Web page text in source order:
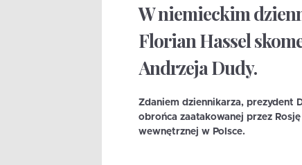
W niemieckim
Florian Hassel
Andrzeja Dudy.
Zdaniem dziennikarza, prezydent
obrońca zaatakowanej przez
wewnętrznej w Polsce.